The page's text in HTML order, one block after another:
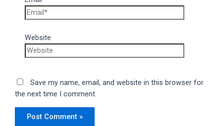
Website
Save my name, email, and website in this browser for
the next time I comment.